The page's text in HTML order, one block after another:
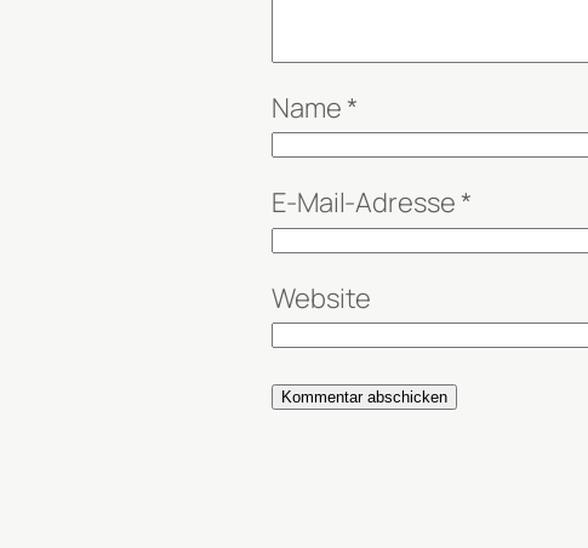
Name *
E-Mail-Adresse *
Website